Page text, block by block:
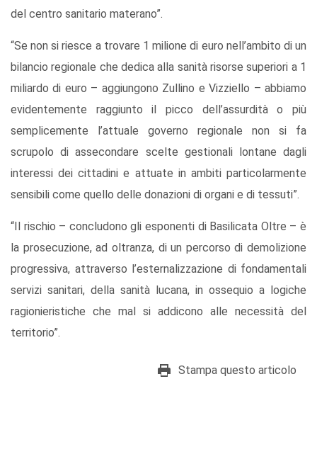
del centro sanitario materano”.
“Se non si riesce a trovare 1 milione di euro nell’ambito di un
bilancio regionale che dedica alla sanità risorse superiori a 1
miliardo di euro – aggiungono Zullino e Vizziello – abbiamo
evidentemente raggiunto il picco dell’assurdità o più
semplicemente l’attuale governo regionale non si fa
scrupolo di assecondare scelte gestionali lontane dagli
interessi dei cittadini e attuate in ambiti particolarmente
sensibili come quello delle donazioni di organi e di tessuti”.
“Il rischio – concludono gli esponenti di Basilicata Oltre – è
la prosecuzione, ad oltranza, di un percorso di demolizione
progressiva, attraverso l’esternalizzazione di fondamentali
servizi sanitari, della sanità lucana, in ossequio a logiche
ragionieristiche che mal si addicono alle necessità del
territorio”.
Stampa questo articolo